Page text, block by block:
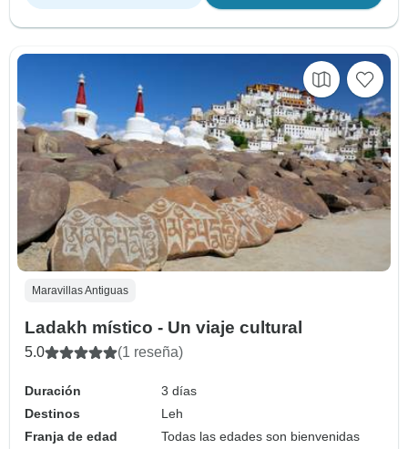
Maravillas Antiguas
Ladakh místico - Un viaje cultural
5.0 (1 reseña)
Duración
3 días
Destinos
Leh
Franja de edad
Todas las edades son bienvenidas